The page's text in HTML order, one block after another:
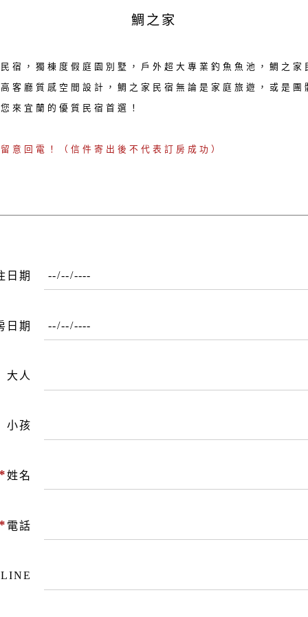
鯛之家
宿，獨棟度假庭園別墅，戶外超大專業釣魚魚池，鯛之家
客廳質感空間設計，鯛之家民宿無論是家庭旅遊，或是團
來宜蘭的優質民宿首選！
意回電！（信件寄出後不代表訂房成功）
日期
日期
大人
小孩
姓名
電話
LINE